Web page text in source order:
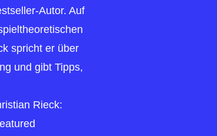
Autor. Auf
spricht er über
und gibt Tipps,
Rieck: